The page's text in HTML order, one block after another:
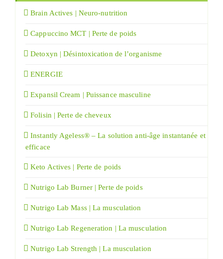
Brain Actives | Neuro-nutrition
Cappuccino MCT | Perte de poids
Detoxyn | Désintoxication de l’organisme
ENERGIE
Expansil Cream | Puissance masculine
Folisin | Perte de cheveux
Instantly Ageless® – La solution anti-âge instantanée et
efficace
Keto Actives | Perte de poids
Nutrigo Lab Burner | Perte de poids
Nutrigo Lab Mass | La musculation
Nutrigo Lab Regeneration | La musculation
Nutrigo Lab Strength | La musculation